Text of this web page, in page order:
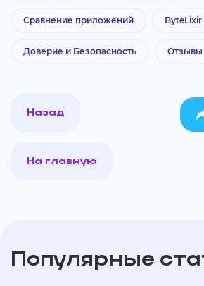
Сравнение приложений
Доверие и Безопасность Отзывы
Назад
На главную
Популярные